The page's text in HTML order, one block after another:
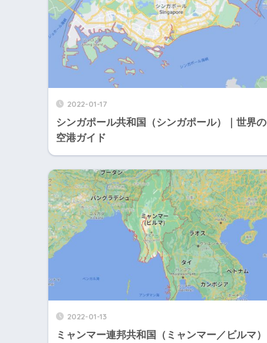
2022-01-17
シンガポール共和国（シンガポール）｜世界の
空港ガイド
2022-01-13
ミャンマー連邦共和国（ミャンマー／ビルマ）